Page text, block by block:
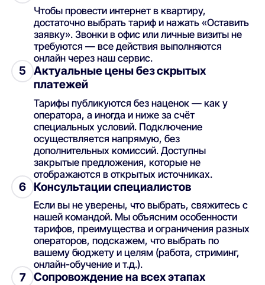
Чтобы провести интернет в квартиру,
достаточно выбрать тариф и нажать «Оставить
заявку». Звонки в офис или личные визиты не
требуются — все действия выполняются
онлайн через наш сервис.
5
Актуальные цены без скрытых
платежей
Тарифы публикуются без наценок — как у
оператора, а иногда и ниже за счёт
специальных условий. Подключение
осуществляется напрямую, без
дополнительных комиссий. Доступны
закрытые предложения, которые не
отображаются в открытых источниках.
6 Консультации специалистов
Если вы не уверены, что выбрать, свяжитесь с
нашей командой. Мы объясним особенности
тарифов, преимущества и ограничения разных
операторов, подскажем, что выбрать по
вашему бюджету и целям (работа, стриминг,
онлайн-обучение и т.д.).
7 Сопровождение на всех этапах